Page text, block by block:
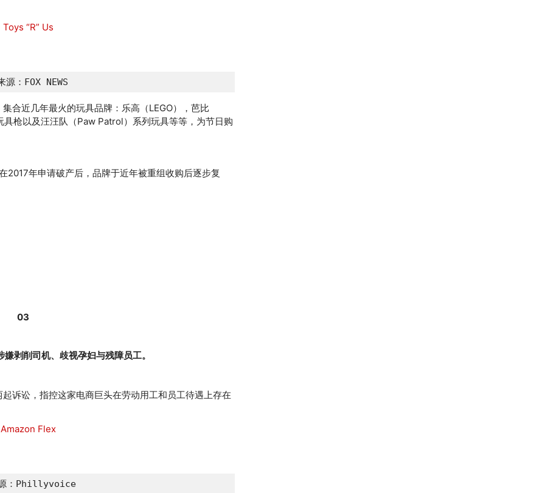
源：FOX NEWS
合近几年最火的玩具品牌：乐高（LEGO），芭比
枪以及汪汪队（Paw Patrol）系列玩具等等，为节日购
2017年申请破产后，品牌于近年被重组收购后逐步复
03
剥削司机、歧视孕妇与残障员工。
诉讼，指控这家电商巨头在劳动用工和员工待遇上存在
源：Phillyvoice